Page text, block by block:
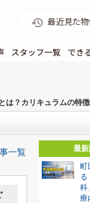
最近見た
スタッフ一覧 でき
は？カリキュラムの特徴
一覧
最
町
る
科
療